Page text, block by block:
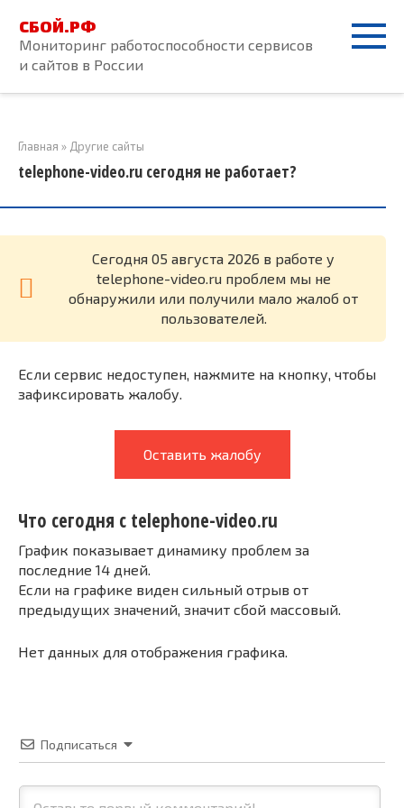
контенту
СБОЙ.РФ
Мониторинг работоспособности сервисов
и сайтов в России
Главная » Другие сайты
telephone-video.ru сегодня не работает?
Cегодня 05 августа 2026 в работе у
telephone-video.ru проблем мы не
обнаружили или получили мало жалоб от
пользователей.
Если сервис недоступен, нажмите на кнопку, чтобы
зафиксировать жалобу.
Оставить жалобу
Что сегодня с telephone-video.ru
График показывает динамику проблем за
последние 14 дней.
Если на графике виден сильный отрыв от
предыдущих значений, значит сбой массовый.
Нет данных для отображения графика.
Подписаться